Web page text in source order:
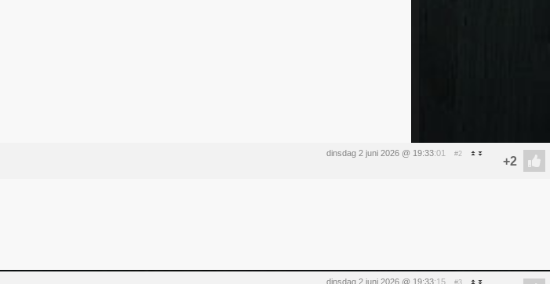
dinsdag 2 juni 2026 @ 19:33:01 #2
dinsdag 2 juni 2026 @ 19:33:15